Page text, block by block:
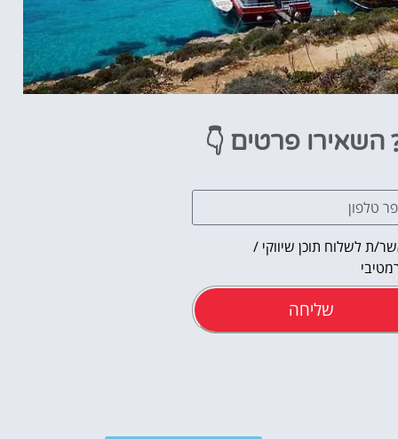
השאירו פרטים 👇
ת לשלוח תוכן שיווקי /
שליחה